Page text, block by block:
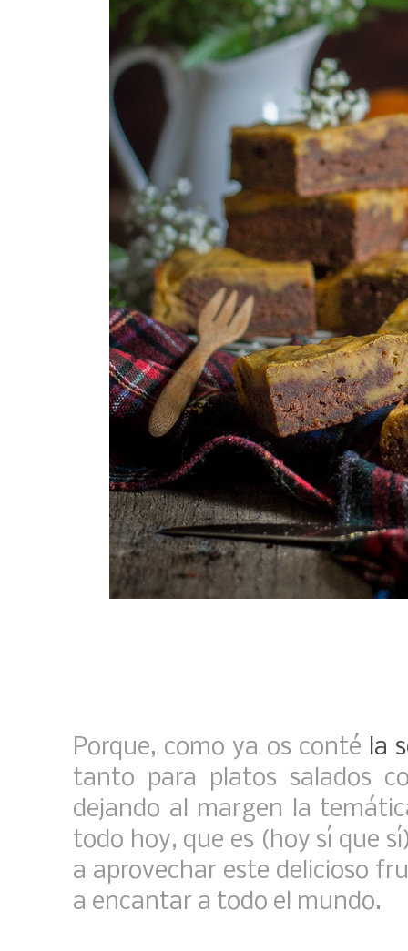
Porque, como ya os conté la
tanto para platos salados
dejando al margen la
todo hoy, que es (hoy sí que
a aprovechar este delicioso
a encantar a todo el mundo.